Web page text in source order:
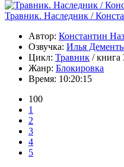
Травник. Наследник /
Автор: Константин
Озвучка: Илья
Цикл: Травник / книга
Жанр: Блокировка
Время: 10:20:15
100
1
2
3
4
5